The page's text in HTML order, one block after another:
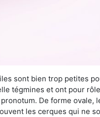
sont bien trop petites
tégmines et ont pour
De forme
les cerques qui ne